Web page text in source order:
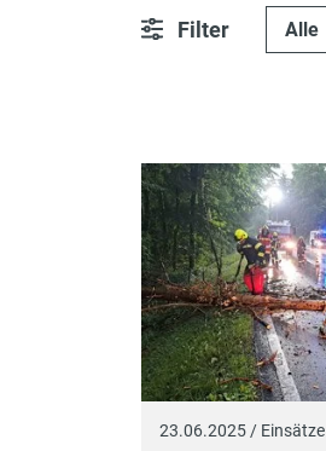
Filter Alle
23.06.2025 / Einsätze